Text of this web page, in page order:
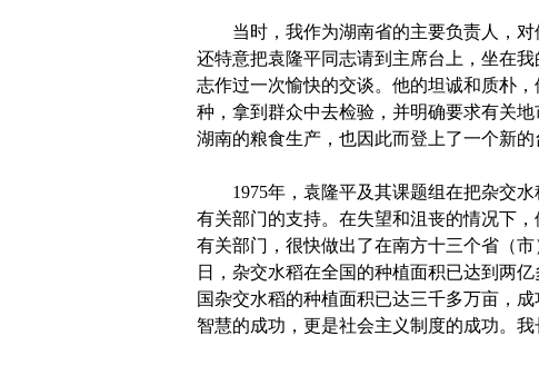
当时，我作为湖南省的主要负责人，对
还特意把袁隆平同志请到主席台上，坐在
志作过一次愉快的交谈。他的坦诚和质朴
种，拿到群众中去检验，并明确要求有关
湖南的粮食生产，也因此而登上了一个新的
1975年，袁隆平及其课题组在把杂交水
有关部门的支持。在失望和沮丧的情况下
有关部门，很快做出了在南方十三个省（
日，杂交水稻在全国的种植面积已达到两
国杂交水稻的种植面积已达三千多万亩，
智慧的成功，更是社会主义制度的成功。